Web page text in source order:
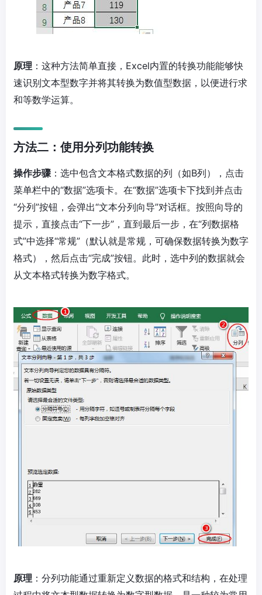
原理 ：这种方法简单直接，Excel内置的转换功能能够快
速识别文本型数字并将其转换为数值型数据，以便进行求
和等数学运算。
方法二：使用分列功能转换
操作步骤：选中包含文本格式数据的列（如B列），点击
菜单栏中的“数据”选项卡。在“数据”选项卡下找到并点击
“分列”按钮，会弹出“文本分列向导”对话框。按照向导的
提示，直接点击“下一步”，直到最后一步，在“列数据格
式”中选择“常规”（默认就是常规，可确保数据转换为数字
格式），然后点击“完成”按钮。此时，选中列的数据就会
从文本格式转换为数字格式。
原理 ：分列功能通过重新定义数据的格式和结构，在处理